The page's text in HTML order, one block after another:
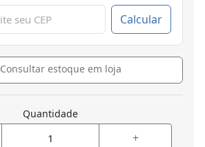
Calcular
Consultar estoque em loja
Quantidade
+